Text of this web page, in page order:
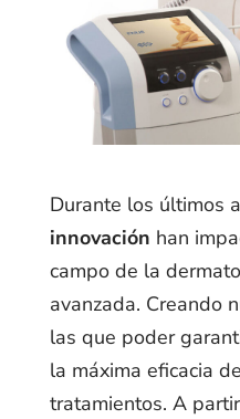
Durante los últimos
innovación han
campo de la
avanzada. Creando
las que poder
la máxima eficacia
tratamientos. A